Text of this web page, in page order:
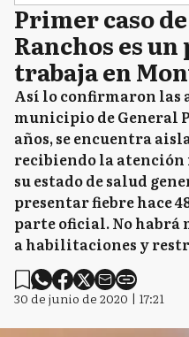
Primer caso
Ranchos es
trabaja en
Así lo confirmaron las
municipio de General
años, se encuentra
recibiendo la
su estado de salud
presentar fiebre hace
parte oficial. No habrá
a habilitaciones y
30 de junio de 2020 | 17:21